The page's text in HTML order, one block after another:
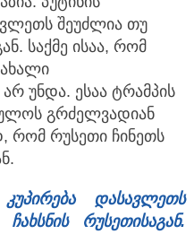
შეუძლია თუ
საქმე ისაა, რომ
უნდა. ესაა ტრამპის
გრძელვადიან
რომ რუსეთი ჩინეთს
კუპირება დასავლეთს
რუსეთისაგან.